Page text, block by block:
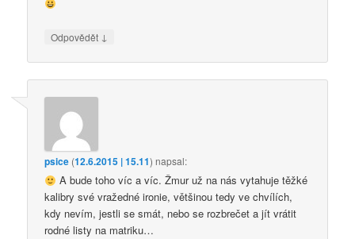
Odpovědět ↓
psice (12.6.2015 | 15.11)napsal:
A bude toho víc a víc. Žmur už na nás vytahuje těžké
kalibry své vražedné ironie, většinou tedy ve chvílích,
kdy nevím, jestli se smát, nebo se rozbrečet a jít vrátit
rodné listy na matriku…